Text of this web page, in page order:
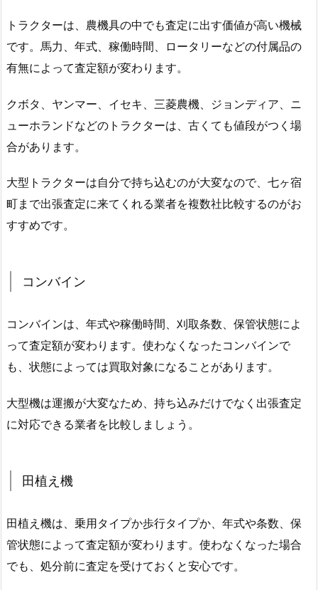
トラクターは、農機具の中でも査定に出す価値が高い機械
です。馬力、年式、稼働時間、ロータリーなどの付属品の
有無によって査定額が変わります。
クボタ、ヤンマー、イセキ、三菱農機、ジョンディア、ニ
ューホランドなどのトラクターは、古くても値段がつく場
合があります。
大型トラクターは自分で持ち込むのが大変なので、七ヶ宿
町まで出張査定に来てくれる業者を複数社比較するのがお
すすめです。
コンバイン
コンバインは、年式や稼働時間、刈取条数、保管状態によ
って査定額が変わります。使わなくなったコンバインで
も、状態によっては買取対象になることがあります。
大型機は運搬が大変なため、持ち込みだけでなく出張査定
に対応できる業者を比較しましょう。
田植え機
田植え機は、乗用タイプか歩行タイプか、年式や条数、保
管状態によって査定額が変わります。使わなくなった場合
でも、処分前に査定を受けておくと安心です。